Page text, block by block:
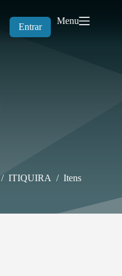
Entrar
Menu
/ ITIQUIRA / Itens